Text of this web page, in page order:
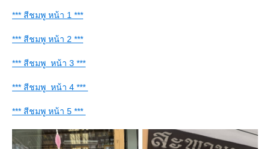
*** สีชมพู หน้า 1 ***
*** สีชมพู หน้า 2 ***
*** สีชมพู หน้า 3 ***
*** สีชมพู หน้า 4 ***
*** สีชมพู หน้า 5 ***